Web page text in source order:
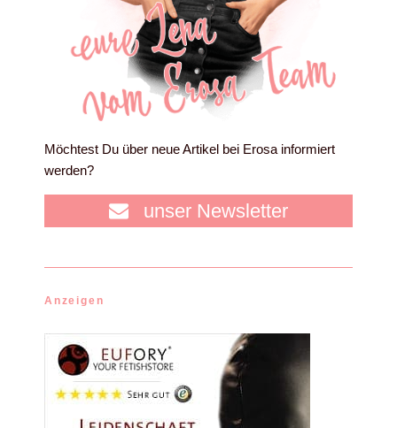
Möchtest Du über neue Artikel bei Erosa informiert
werden?
unser Newsletter
Anzeigen